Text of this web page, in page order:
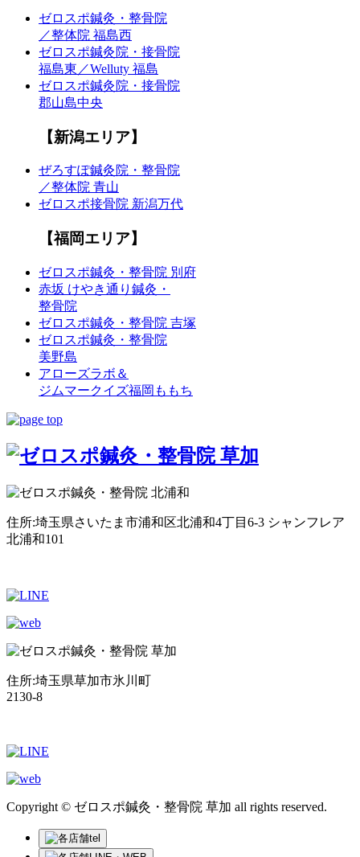
ゼロスポ鍼灸・整骨院
／整体院 福島西
ゼロスポ鍼灸院・接骨院
福島東／Welluty 福島
ゼロスポ鍼灸院・接骨院
郡山島中央
【新潟エリア】
ぜろすぽ鍼灸院・整骨院
／整体院 青山
ゼロスポ接骨院 新潟万代
【福岡エリア】
ゼロスポ鍼灸・整骨院 別府
赤坂 けやき通り鍼灸・
整骨院
ゼロスポ鍼灸・整骨院 吉塚
ゼロスポ鍼灸・整骨院
美野島
アローズラボ＆
ジムマークイズ福岡ももち
住所:埼玉県さいたま市浦和区北浦和4丁目6-3 シャンフレア
北浦和101
住所:埼玉県草加市氷川町
2130-8
Copyright © ゼロスポ鍼灸・整骨院 草加 all rights reserved.